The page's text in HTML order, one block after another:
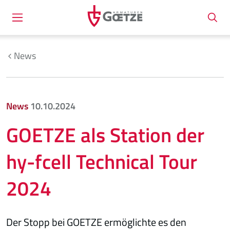
News
News10.10.2024
GOETZE als Station der
hy-fcell Technical Tour
2024
Der Stopp bei GOETZE ermöglichte es den